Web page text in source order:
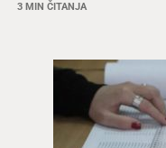
3 MIN ČITANJA